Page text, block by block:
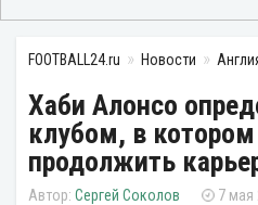
FOOTBALL24.ru Новости
Хаби Алонсо
клубом, в котором
продолжить
Сергей Соколов 7 мая